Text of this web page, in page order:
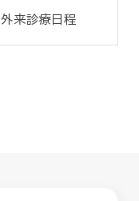
外来診療日程